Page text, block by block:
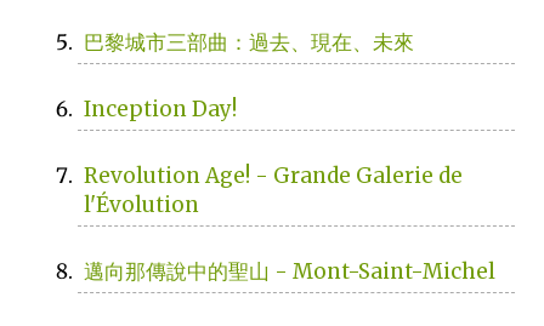
巴黎城市三部曲：過去、現在、未來
Inception Day!
Revolution Age! - Grande Galerie de
l'Évolution
邁向那傳說中的聖山 - Mont-Saint-Michel